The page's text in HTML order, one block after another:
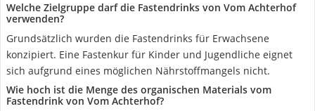
Welche Zielgruppe darf die Fastendrinks von Vom Achterhof
verwenden?
Grundsätzlich wurden die Fastendrinks für Erwachsene
konzipiert. Eine Fastenkur für Kinder und Jugendliche eignet
sich aufgrund eines möglichen Nährstoffmangels nicht.
Wie hoch ist die Menge des organischen Materials vom
Fastendrink von Vom Achterhof?